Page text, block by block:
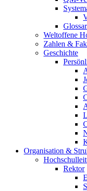
Weltoffene
Zahlen &
Geschichte
Organisation &
Rektor